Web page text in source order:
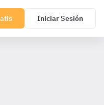
Iniciar Sesión
Costas y Aguas